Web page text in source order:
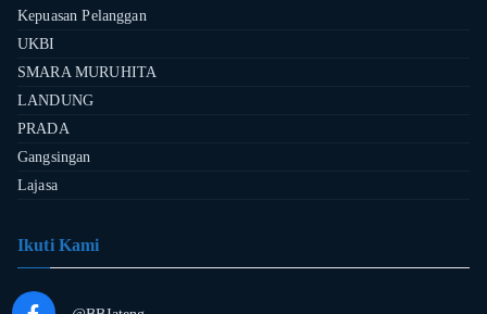
Kepuasan Pelanggan
UKBI
SMARA MURUHITA
LANDUNG
PRADA
Gangsingan
Lajasa
Ikuti Kami